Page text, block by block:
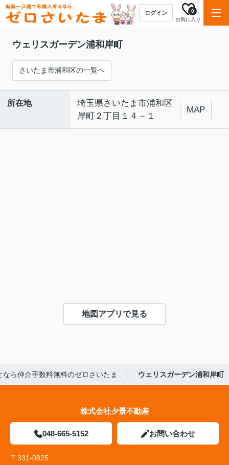
ログイン
お気に入り
0
ウェリスガーデン浦和岸町
さいたま市浦和区の一覧へ
1/0
所在地
埼玉県さいたま市浦和区
岸町２丁目１４－１
MAP
地図アプリで見る
ら仲介手数料無料のゼロさいたま ウェリスガーデン浦和岸町
株式会社夕景不動産
048-665-5152 お問い合わせ
〒331-0825